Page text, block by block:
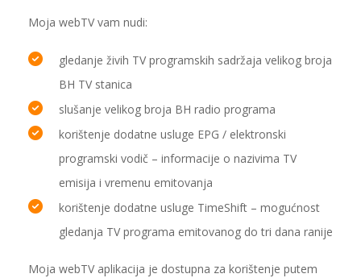
Moja webTV vam nudi:
gledanje živih TV programskih sadržaja velikog broja
BH TV stanica
slušanje velikog broja BH radio programa
korištenje dodatne usluge EPG / elektronski
programski vodič – informacije o nazivima TV
emisija i vremenu emitovanja
korištenje dodatne usluge TimeShift – mogućnost
gledanja TV programa emitovanog do tri dana ranije
Moja webTV aplikacija je dostupna za korištenje putem